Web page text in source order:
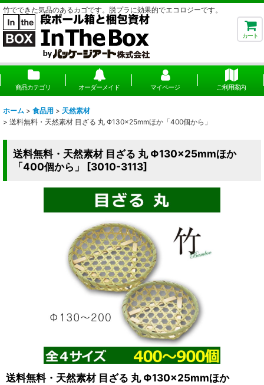
竹でできた気品のあるカゴです。脱プラに効果的でエコロジーです。
カート
商品カテゴリ オーダーメイド マイページ ご利用案内
ホーム > 食品用 > 天然素材
> 送料無料・天然素材 目ざる 丸 Φ130×25mmほか「400個から」
送料無料・天然素材 目ざる 丸 Φ130×25mmほか
「400個から」
[3010-3113]
送料無料・天然素材 目ざる 丸 Φ130×25mmほか